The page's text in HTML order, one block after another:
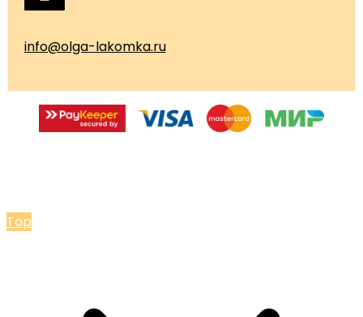
info@olga-lakomka.ru
Top